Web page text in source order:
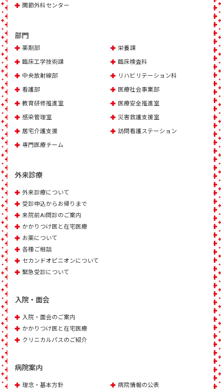
関節外科センター
部門
薬剤部
栄養課
臨床工学技術課
臨床検査科
中央放射線部
リハビリテーション科
看護部
医療社会事業部
教育研修推進室
医療安全推進室
感染管理室
災害救護支援室
居宅介護支援
訪問看護ステーション
専門医療チーム
外来診療
外来診療について
受診申込からお帰りまで
来院前AI問診のご案内
かかりつけ医と在宅医療
お薬について
各種ご相談
セカンドオピニオンについて
緊急受診について
入院・面会
入院・面会のご案内
かかりつけ医と在宅医療
クリニカルパスのご紹介
病院案内
理念・基本方針
病院情報の公表